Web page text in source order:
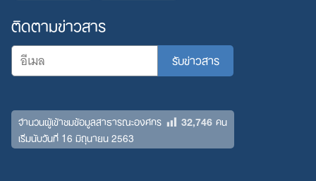
ติดตามข่าวสาร
จำนวนผู้เข้าชมข้อมูลสาธารณะองค์กร 32,746คน
เริ่มนับวันที่ 16 มิถุนายน 2563